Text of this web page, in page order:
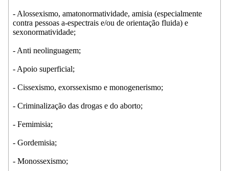
- Alossexismo, amatonormatividade, amisia (especialmente
contra pessoas a-espectrais e/ou de orientação fluida) e
sexonormatividade;
- Anti neolinguagem;
- Apoio superficial;
- Cissexismo, exorssexismo e monogenerismo;
- Criminalização das drogas e do aborto;
- Femimisia;
- Gordemisia;
- Monossexismo;